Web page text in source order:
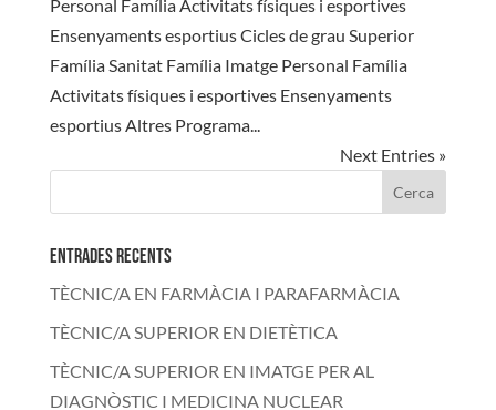
Personal Família Activitats físiques i esportives
Ensenyaments esportius Cicles de grau Superior
Família Sanitat Família Imatge Personal Família
Activitats físiques i esportives Ensenyaments
esportius Altres Programa...
Next Entries »
Entrades recents
TÈCNIC/A EN FARMÀCIA I PARAFARMÀCIA
TÈCNIC/A SUPERIOR EN DIETÈTICA
TÈCNIC/A SUPERIOR EN IMATGE PER AL
DIAGNÒSTIC I MEDICINA NUCLEAR